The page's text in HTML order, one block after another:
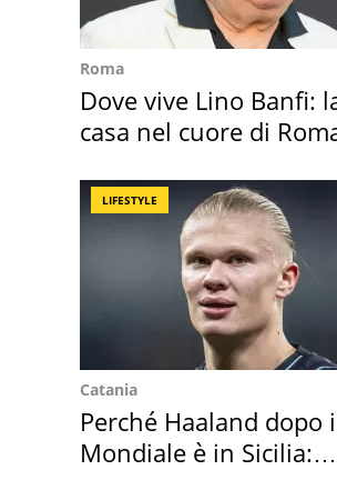
Roma
Dove vive Lino Banfi:
casa nel cuore di
LIFESTYLE
Catania
Perché Haaland dopo
Mondiale è in Sicilia: